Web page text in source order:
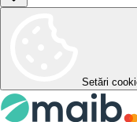
Setări